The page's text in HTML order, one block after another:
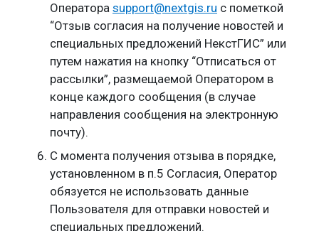
Оператора support@nextgis.ru с пометкой
“Отзыв согласия на получение новостей и
специальных предложений НекстГИС” или
путем нажатия на кнопку “Отписаться от
рассылки”, размещаемой Оператором в
конце каждого сообщения (в случае
направления сообщения на электронную
почту).
С момента получения отзыва в порядке,
установленном в п.5 Согласия, Оператор
обязуется не использовать данные
Пользователя для отправки новостей и
специальных предложений.